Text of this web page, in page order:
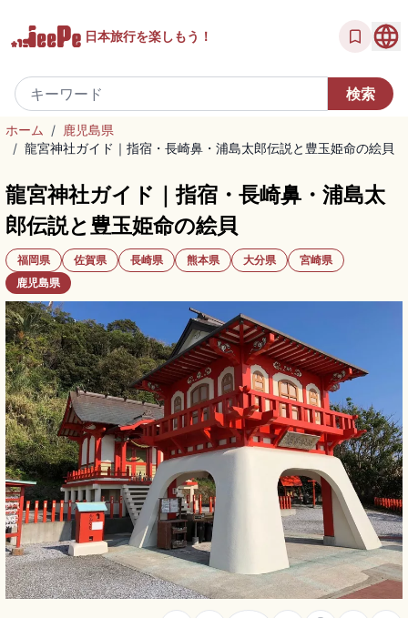
日本旅行を楽しもう！
ホーム / 鹿児島県
/ 龍宮神社ガイド｜指宿・長崎鼻・浦島太郎伝説と豊玉姫命の絵貝
龍宮神社ガイド｜指宿・長崎鼻・浦島太
郎伝説と豊玉姫命の絵貝
福岡県 佐賀県 長崎県 熊本県 大分県
宮崎県
鹿児島県